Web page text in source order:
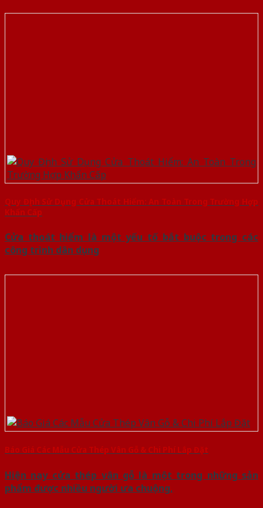
Quy Định Sử Dụng Cửa Thoát Hiểm: An Toàn Trong Trường Hợp
Khẩn Cấp
Cửa thoát hiểm là một yếu tố bắt buộc trong các
công trình dân dụng
Báo Giá Các Mẫu Cửa Thép Vân Gỗ & Chi Phí Lắp Đặt
Hiện nay cửa thép vân gỗ là một trong những sản
phẩm được nhiều người ưa chuộng,